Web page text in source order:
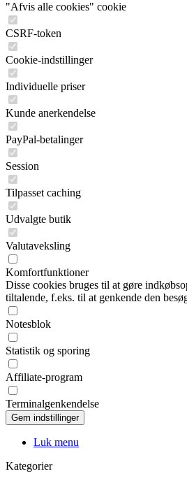
"Afvis alle cookies" cookie
CSRF-token
Cookie-indstillinger
Individuelle priser
Kunde anerkendelse
PayPal-betalinger
Session
Tilpasset caching
Udvalgte butik
Valutaveksling
Komfortfunktioner
Disse cookies bruges til at gøre
tiltalende, f.eks. til at genkende den
Notesblok
Statistik og sporing
Affiliate-program
Terminalgenkendelse
Luk menu
Kategorier